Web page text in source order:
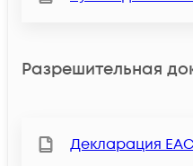
Разрешительная
Декларация ЕАС